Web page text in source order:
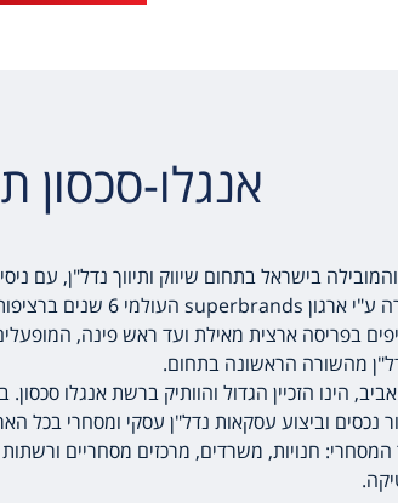
אנגלו-סכסון
בישראל בתחום שיווק ותיווך נדל"ן, עם ניסיון
ע"י ארגון superbrands העולמי 6 שנים ברציפות כמותג העל של ישראל בקטגוריית נדל"ן.
הינו הזכיין הגדול והוותיק ברשת אנגלו
נכסים וביצוע עסקאות נדל"ן עסקי ומסחרי בכל
המסחרי: חנויות, משרדים, מרכזים מסחריים